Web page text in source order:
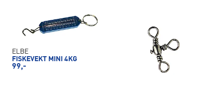
ELBE
FISKEVEKT MINI 4KG
99,-